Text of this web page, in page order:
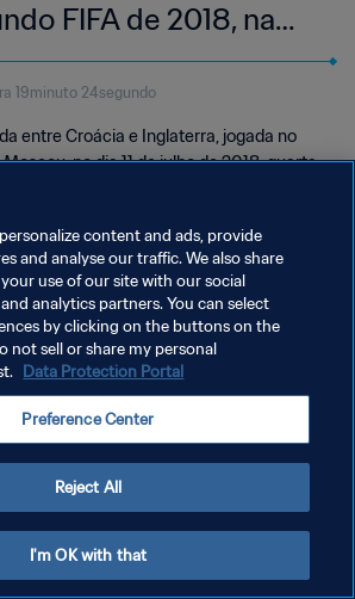
FIFA de 2018, na
Completo
19minuto 24segundo
entre Croácia e Inglaterra, jogada no
no dia 11 de julho de 2018, quarta-
DE COOKIES
content and ads, provide
and analyse our traffic. We also share
use of our site with our social
analytics partners. You can select
by clicking on the buttons on the
not sell or share my personal
Data Protection Portal
Preference Center
Reject All
I'm OK with that